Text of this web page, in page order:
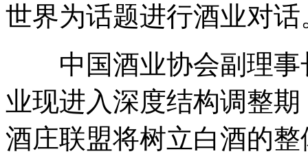
世界为话题进行酒业对话
中国酒业协会副理事
业现进入深度结构调整
酒庄联盟将树立白酒的